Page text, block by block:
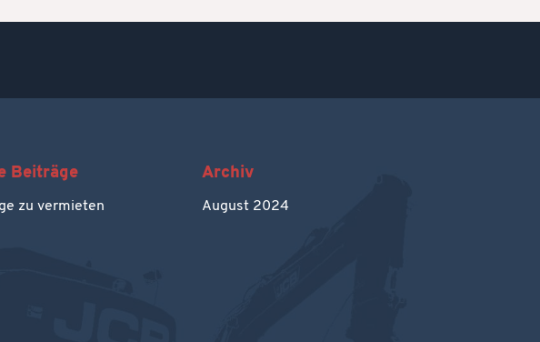
Beiträge
zu vermieten
Archiv
August 2024